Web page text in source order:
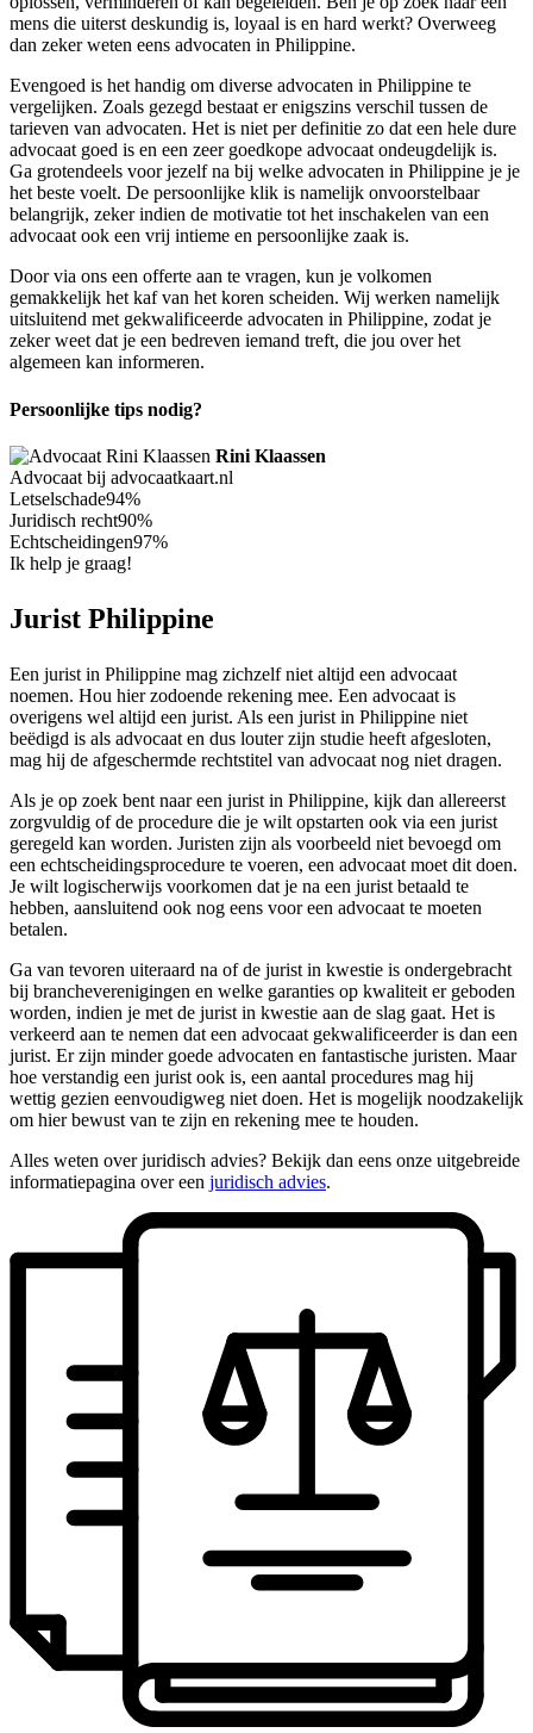
mens die uiterst deskundig is, loyaal is en hard werkt? Overweeg
dan zeker weten eens advocaten in Philippine.
Evengoed is het handig om diverse advocaten in Philippine te
vergelijken. Zoals gezegd bestaat er enigszins verschil tussen de
tarieven van advocaten. Het is niet per definitie zo dat een hele dure
advocaat goed is en een zeer goedkope advocaat ondeugdelijk is.
Ga grotendeels voor jezelf na bij welke advocaten in Philippine je je
het beste voelt. De persoonlijke klik is namelijk onvoorstelbaar
belangrijk, zeker indien de motivatie tot het inschakelen van een
advocaat ook een vrij intieme en persoonlijke zaak is.
Door via ons een offerte aan te vragen, kun je volkomen
gemakkelijk het kaf van het koren scheiden. Wij werken namelijk
uitsluitend met gekwalificeerde advocaten in Philippine, zodat je
zeker weet dat je een bedreven iemand treft, die jou over het
algemeen kan informeren.
Persoonlijke tips nodig?
Rini Klaassen
Advocaat bij advocaatkaart.nl
Letselschade94%
Juridisch recht90%
Echtscheidingen97%
Ik help je graag!
Jurist Philippine
Een jurist in Philippine mag zichzelf niet altijd een advocaat
noemen. Hou hier zodoende rekening mee. Een advocaat is
overigens wel altijd een jurist. Als een jurist in Philippine niet
beëdigd is als advocaat en dus louter zijn studie heeft afgesloten,
mag hij de afgeschermde rechtstitel van advocaat nog niet dragen.
Als je op zoek bent naar een jurist in Philippine, kijk dan allereerst
zorgvuldig of de procedure die je wilt opstarten ook via een jurist
geregeld kan worden. Juristen zijn als voorbeeld niet bevoegd om
een echtscheidingsprocedure te voeren, een advocaat moet dit doen.
Je wilt logischerwijs voorkomen dat je na een jurist betaald te
hebben, aansluitend ook nog eens voor een advocaat te moeten
betalen.
Ga van tevoren uiteraard na of de jurist in kwestie is ondergebracht
bij brancheverenigingen en welke garanties op kwaliteit er geboden
worden, indien je met de jurist in kwestie aan de slag gaat. Het is
verkeerd aan te nemen dat een advocaat gekwalificeerder is dan een
jurist. Er zijn minder goede advocaten en fantastische juristen. Maar
hoe verstandig een jurist ook is, een aantal procedures mag hij
wettig gezien eenvoudigweg niet doen. Het is mogelijk noodzakelijk
om hier bewust van te zijn en rekening mee te houden.
Alles weten over juridisch advies? Bekijk dan eens onze uitgebreide
informatiepagina over een juridisch advies.